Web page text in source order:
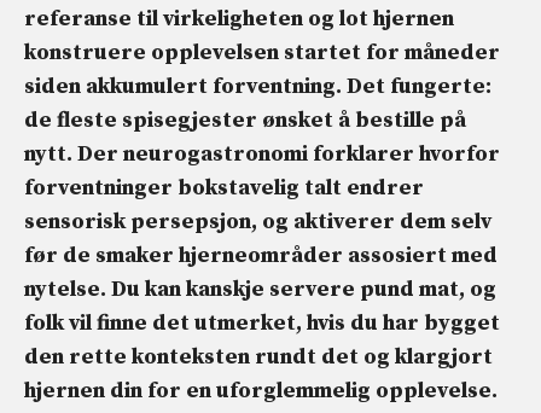
referanse til virkeligheten og lot hjernen
konstruere opplevelsen startet for måneder
siden akkumulert forventning. Det fungerte:
de fleste spisegjester ønsket å bestille på
nytt. Der neurogastronomi forklarer hvorfor
forventninger bokstavelig talt endrer
sensorisk persepsjon, og aktiverer dem selv
før de smaker hjerneområder assosiert med
nytelse. Du kan kanskje servere pund mat, og
folk vil finne det utmerket, hvis du har bygget
den rette konteksten rundt det og klargjort
hjernen din for en uforglemmelig opplevelse.